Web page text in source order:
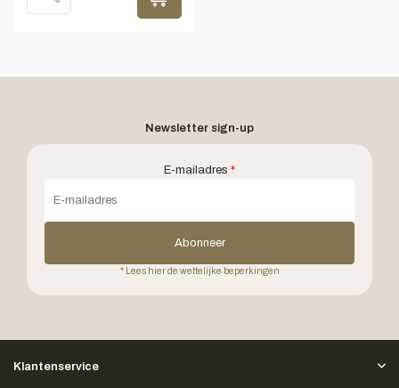
Newsletter sign-up
E-mailadres *
Abonneer
* Lees hier de wettelijke beperkingen
Klantenservice